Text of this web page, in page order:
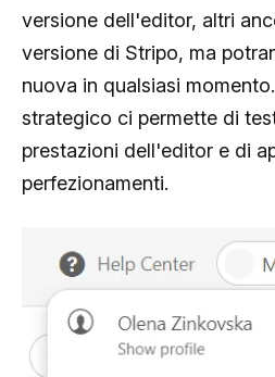
versione dell'editor, altri
versione di Stripo, ma
nuova in qualsiasi
strategico ci permette di
prestazioni dell'editor e di
perfezionamenti.